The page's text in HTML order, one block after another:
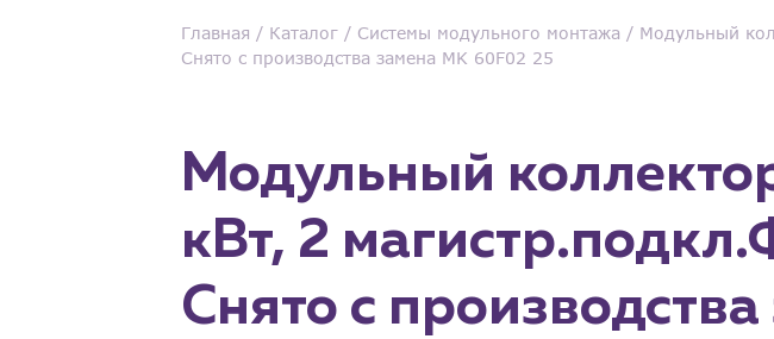
Главная Каталог Системы модульного монтажа
Модульный
Снято с производства замена MK 60F02 25
Модульный
кВт, 2
Снято с